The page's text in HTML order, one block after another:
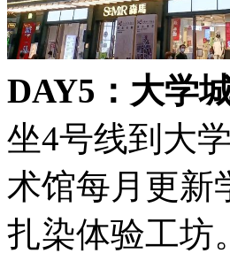
DAY5：大学
坐4号线到大
术馆每月更新
扎染体验工坊